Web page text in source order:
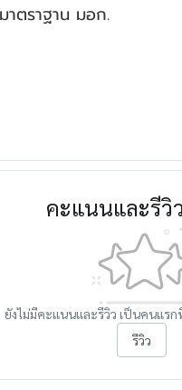
าตราฐาน มอก.
คะแนนและรีวิ
ยังไม่มีคะแนนและรีวิว เป็นคนแร
รีวิว